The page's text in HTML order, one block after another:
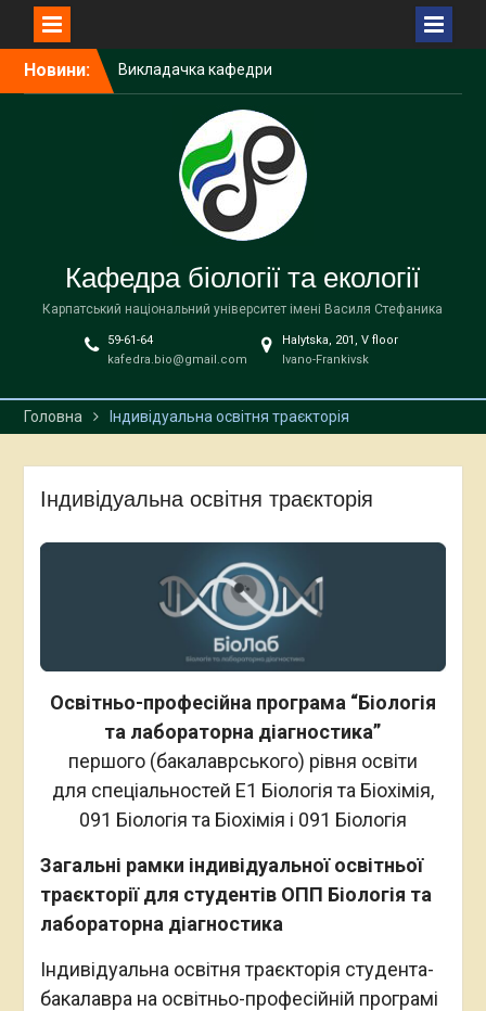
Новини:
Викладачка кафедри
біології та екології
виступила спікеркою
програми SheLeads
У Карпатському
національному
університеті завершилася
дводенна науково-
присвячена
природоохоронним
територіям
У Карпатському
національному
Стефаника відбудеться
міжнародна науково-
Кафедра біології та екології
Карпатський національний університет імені Василя Стефаника
59-61-64
kafedra.bio@gmail.com
Halytska, 201, V floor
Ivano-Frankivsk
Головна Індивідуальна освітня траєкторія
Індивідуальна освітня траєкторія
Освітньо-професійна програма “Біологія
та лабораторна діагностика”
першого (бакалаврського) рівня освіти
для спеціальностей Е1 Біологія та Біохімія,
091 Біологія та Біохімія і 091 Біологія
Загальні рамки індивідуальної освітньої
траєкторії для студентів ОПП Біологія та
лабораторна діагностика
Індивідуальна освітня траєкторія студента-
бакалавра на освітньо-професійній програмі